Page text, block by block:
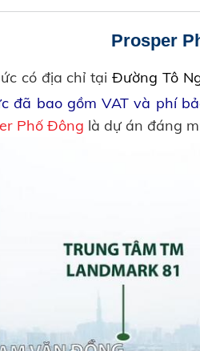
Prosper
có địa chỉ tạiĐường Tô
đã bao gồm VAT và phí
Phố Đông là dự án đáng